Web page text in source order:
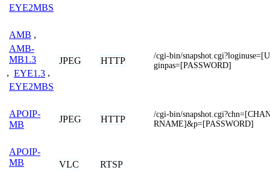
EYE2MBS
AMB ,
AMB-
MB1.3
, EYE1.3 ,
EYE2MBS
JPEG HTTP
/cgi-bin/
ginpas=[PASSWORD]
APOIP-
MB
JPEG HTTP
/cgi-bin/
RNAME]&p=[PASSWORD]
APOIP-
MB
VLC RTSP